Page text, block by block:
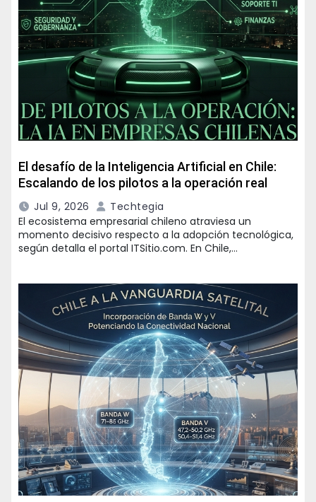
El desafío de la Inteligencia Artificial en Chile:
Escalando de los pilotos a la operación real
Jul 9, 2026
Techtegia
El ecosistema empresarial chileno atraviesa un
momento decisivo respecto a la adopción tecnológica,
según detalla el portal ITSitio.com. En Chile,…